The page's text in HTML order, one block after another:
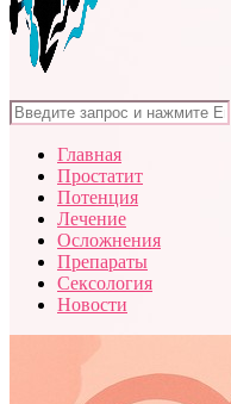
Главная
Простатит
Потенция
Лечение
Осложнения
Препараты
Сексология
Новости